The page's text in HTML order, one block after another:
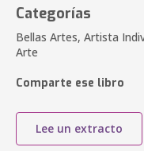
Categorías
Bellas Artes, Artista
Arte
Comparte ese libro
Lee un extracto